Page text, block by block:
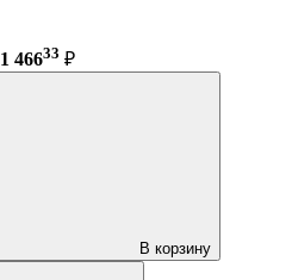
1 46633 ₽
В корзину